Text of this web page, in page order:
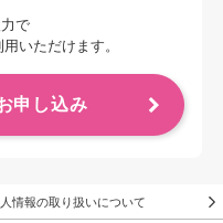
で
いただけます。
申し込み
情報の取り扱いについて